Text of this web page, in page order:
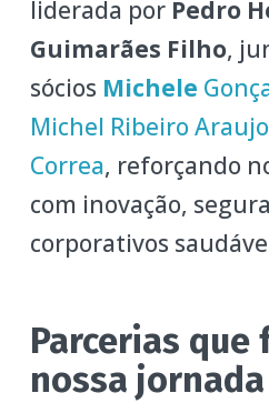
liderada por Pedro
Guimarães Filho,
sócios Michele
Michel Ribeiro Araujo
Correa, reforçando
com inovação,
corporativos
Parcerias
nossa jornada